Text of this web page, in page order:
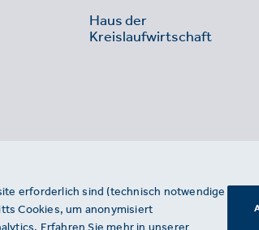
Haus der
Kreislaufwirtschaft
erforderlich sind (technisch notwendige
Cookies, um anonymisiert
Erfahren Sie mehr in unserer